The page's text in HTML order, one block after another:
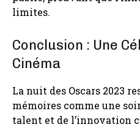
limites.
Conclusion : Une
Cinéma
La nuit des Oscars 2023
mémoires comme une
talent et de l’innovation